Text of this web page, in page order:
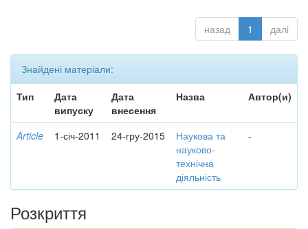
назад 1 далі
Знайдені матеріали:
Тип
Дата
випуску
Дата
внесення
Назва Автор(и)
Article 1-січ-2011 24-гру-2015
Наукова та
науково-
технічна
діяльність
-
Розкриття